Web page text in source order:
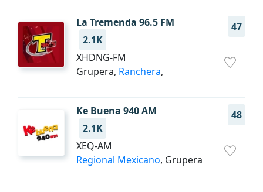
La Tremenda 96.5 FM
47
2.1K
XHDNG-FM
Grupera, Ranchera,
Ke Buena 940 AM
48
2.1K
XEQ-AM
Regional Mexicano, Grupera